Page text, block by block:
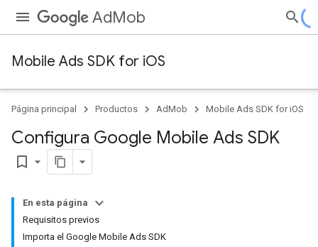
AdMob
Mobile Ads SDK for iOS
Página principal Productos AdMob Mobile Ads SDK for iOS
Configura Google Mobile Ads SDK
bookmark_border
En esta página
Requisitos previos
Importa el Google Mobile Ads SDK